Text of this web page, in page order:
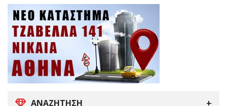
ΑΝΑΖΉΤΗΣΗ